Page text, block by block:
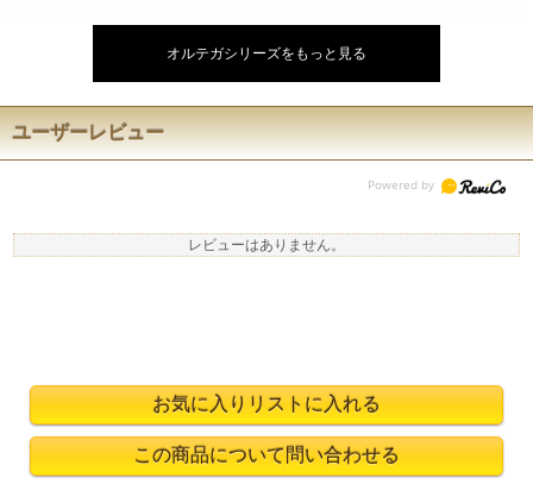
オルテガシリーズをもっと見る
ユーザーレビュー
レビューはありません。